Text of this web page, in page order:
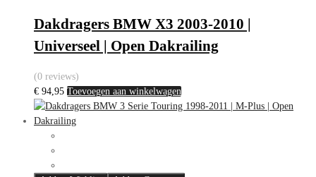
Dakdragers BMW X3 2003-2010 |
Universeel | Open Dakrailing
(0 reviews)
€ 94,95 Toevoegen aan winkelwagen